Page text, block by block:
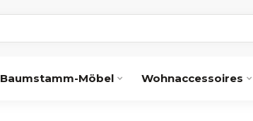
Baumstamm-Möbel Wohnaccessoires